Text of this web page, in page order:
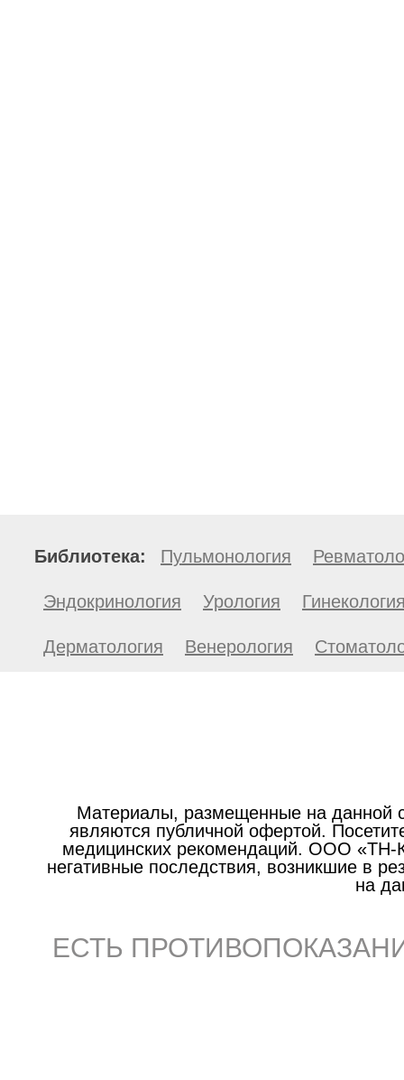
Библиотека: Пульмонология
Эндокринология Урология
Дерматология Венерология
Материалы, размещенные на данной
являются публичной офертой.
медицинских рекомендаций. ООО «ТН-
негативные последствия, возникшие в
на
ЕСТЬ